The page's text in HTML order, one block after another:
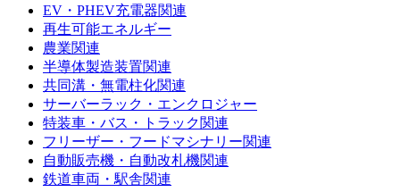
EV・PHEV充電器関連
再生可能エネルギー
農業関連
半導体製造装置関連
共同溝・無電柱化関連
サーバーラック・エンクロジャー
特装車・バス・トラック関連
フリーザー・フードマシナリー関連
自動販売機・自動改札機関連
鉄道車両・駅舎関連